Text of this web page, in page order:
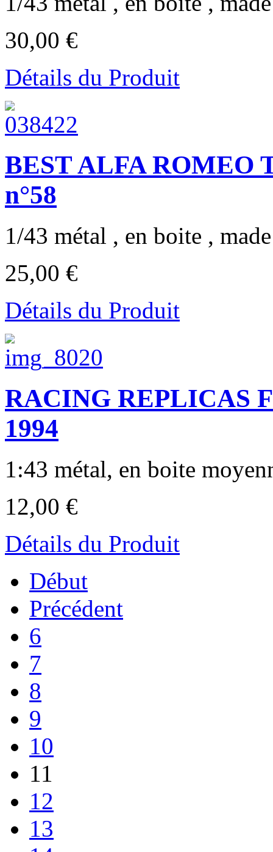
30,00 €
Détails du Produit
BEST ALFA ROMEO
n°58
1/43 métal , en boite ,
25,00 €
Détails du Produit
RACING REPLICAS
1994
1:43 métal, en boite
12,00 €
Détails du Produit
Début
Précédent
6
7
8
9
10
11
12
13